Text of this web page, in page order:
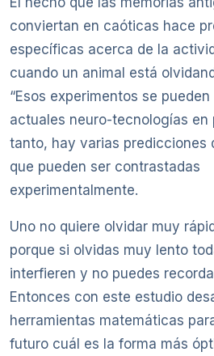
conviertan en caóticas hace
específicas acerca de la
cuando un animal está
“Esos experimentos se
actuales neuro-tecnologías en
tanto, hay varias predicciones
que pueden ser contrastadas
experimentalmente.
Uno no quiere olvidar muy
porque si olvidas muy lento
interfieren y no puedes
Entonces con este estudio
herramientas matemáticas
futuro cuál es la forma más